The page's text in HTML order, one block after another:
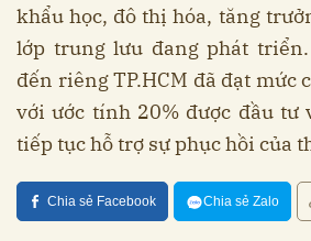
khẩu học, đô thị hóa, tăng
lớp trung lưu đang phát
đến riêng TP.HCM đã đạt mức
với ước tính 20% được đầu tư
tiếp tục hỗ trợ sự phục hồi của
Chia sẻ Facebook Chia sẻ Zalo